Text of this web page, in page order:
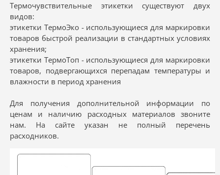
Термочувствительные этикетки существуют двух
видов:
этикетки ТермоЭко - использующиеся для маркировки
товаров быстрой реализации в стандартных условиях
хранения;
этикетки ТермоТоп - использующиеся для маркировки
товаров, подвергающихся перепадам температуры и
влажности в период хранения
Для получения дополнительной информации по
ценам и наличию расходных материалов звоните
нам. На сайте указан не полный перечень
расходников.